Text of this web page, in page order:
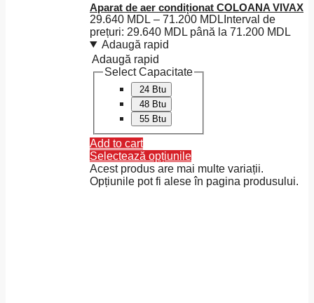
Aparat de aer condiționat COLOANA VIVAX
29.640 MDL – 71.200 MDL Interval de
prețuri: 29.640 MDL până la 71.200 MDL
Adaugă rapid
Adaugă rapid
Select Capacitate
24 Btu
48 Btu
55 Btu
Add to cart
Selectează opțiunile
Acest produs are mai multe variații.
Opțiunile pot fi alese în pagina produsului.